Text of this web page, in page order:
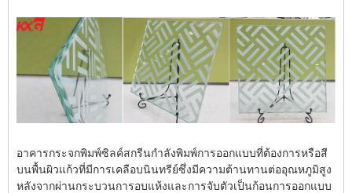
อาคารกระจกพิมพ์ซิลค์สกรีนกำลังพิมพ์การออกแบบที่ต้องการหรือสี
บนพื้นผิวแก้วที่มีการเคลือบนินทรีย์ซึ่งมีความต้านทานต่ออุณหภูมิสูง
หลังจากผ่านกระบวนการอบแห้งและการจับตัวเป็นก้อนการออกแบบ